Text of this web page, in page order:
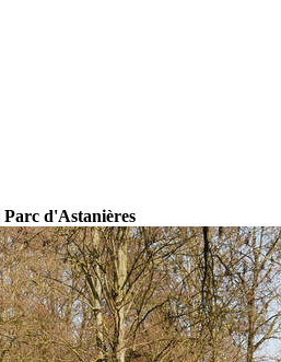
Parc d'Astanières